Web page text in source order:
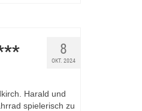
8
OKT. 2024
Harald und
spielerisch zu